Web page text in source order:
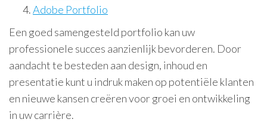
Adobe Portfolio
Een goed samengesteld portfolio kan uw
professionele succes aanzienlijk bevorderen. Door
aandacht te besteden aan design, inhoud en
presentatie kunt u indruk maken op potentiële klanten
en nieuwe kansen creëren voor groei en ontwikkeling
in uw carrière.